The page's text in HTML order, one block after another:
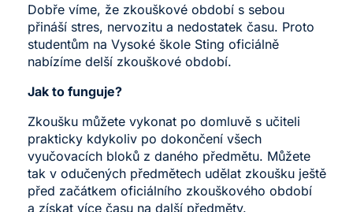
Dobře víme, že zkouškové období s sebou
přináší stres, nervozitu a nedostatek času. Proto
studentům na Vysoké škole Sting oficiálně
nabízíme delší zkouškové období.
Jak to funguje?
Zkoušku můžete vykonat po domluvě s učiteli
prakticky kdykoliv po dokončení všech
vyučovacích bloků z daného předmětu. Můžete
tak v odučených předmětech udělat zkoušku ještě
před začátkem oficiálního zkouškového období
a získat více času na další předměty.